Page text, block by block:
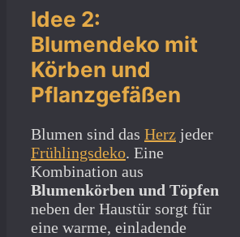
Idee 2:
Blumendeko mit
Körben und
Pflanzgefäßen
Blumen sind das Herz jeder
Frühlingsdeko. Eine
Kombination aus
Blumenkörben und Töpfen
neben der Haustür sorgt für
eine warme, einladende